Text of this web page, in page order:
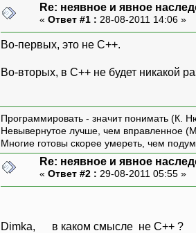
Re: неявное и явное
« Ответ #1 : 28-08-2011 14:06 »
Во-первых, это не C++.
Во-вторых, в C++ не будет никакой
Программировать - значит понимать (К.
Невывернутое лучше, чем вправленное
Многие готовы скорее умереть, чем
Re: неявное и явное
« Ответ #2 : 29-08-2011 05:55 »
Dimka, в каком смысле не С++ ?